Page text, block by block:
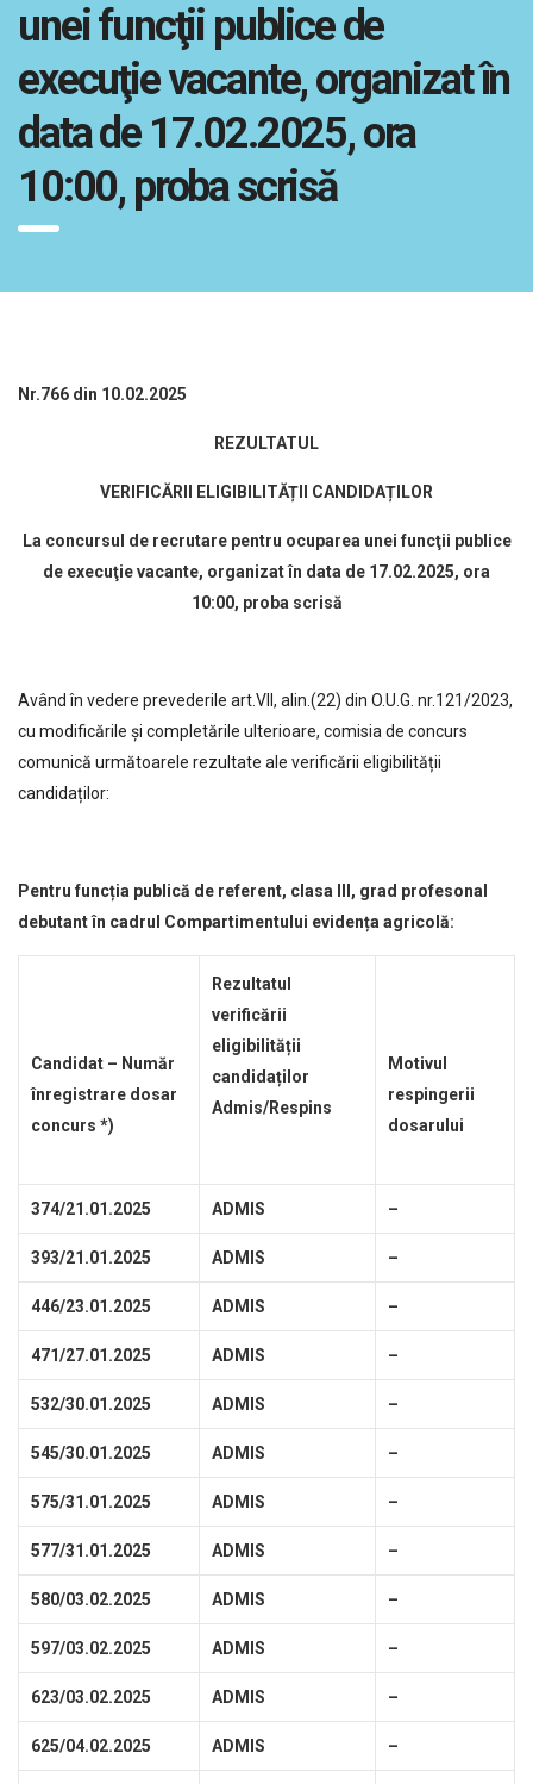
unei funcţii publice de
execuţie vacante, organizat în
data de 17.02.2025, ora
10:00, proba scrisă
Nr.766 din 10.02.2025
REZULTATUL
VERIFICĂRII ELIGIBILITĂȚII CANDIDAȚILOR
La concursul de recrutare pentru ocuparea unei funcţii publice
de execuţie vacante, organizat în data de 17.02.2025, ora
10:00, proba scrisă
Având în vedere prevederile art.VII, alin.(22) din O.U.G. nr.121/2023,
cu modificările și completările ulterioare, comisia de concurs
comunică următoarele rezultate ale verificării eligibilității
candidaților:
Pentru funcția publică de referent, clasa III, grad profesonal
debutant în cadrul Compartimentului evidența agricolă:
Candidat – Număr
înregistrare dosar
concurs *)
Rezultatul
verificării
eligibilității
candidaților
Admis/Respins
Motivul
respingerii
dosarului
374/21.01.2025 ADMIS –
393/21.01.2025 ADMIS –
446/23.01.2025 ADMIS –
471/27.01.2025 ADMIS –
532/30.01.2025 ADMIS –
545/30.01.2025 ADMIS –
575/31.01.2025 ADMIS –
577/31.01.2025 ADMIS –
580/03.02.2025 ADMIS –
597/03.02.2025 ADMIS –
623/03.02.2025 ADMIS –
625/04.02.2025 ADMIS –